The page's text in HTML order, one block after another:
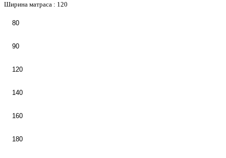
Ширина матраса : 120
80
90
120
140
160
180